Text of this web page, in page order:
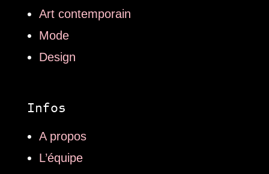
Art contemporain
Mode
Design
Infos
A propos
L’équipe